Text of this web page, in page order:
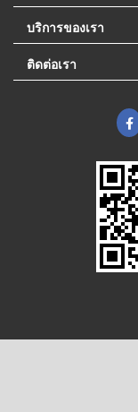
บริการของเรา
ติดต่อเรา